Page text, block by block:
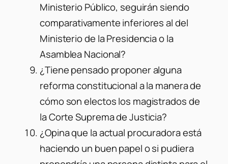
Ministerio Público, seguirán siendo
comparativamente inferiores al del
Ministerio de la Presidencia o la
Asamblea Nacional?
¿Tiene pensado proponer alguna
reforma constitucional a la manera de
cómo son electos los magistrados de
la Corte Suprema de Justicia?
¿Opina que la actual procuradora está
haciendo un buen papel o si pudiera